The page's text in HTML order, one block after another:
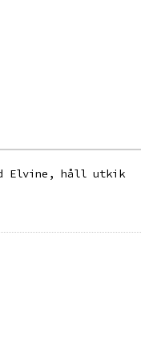
Elvine, håll utkik